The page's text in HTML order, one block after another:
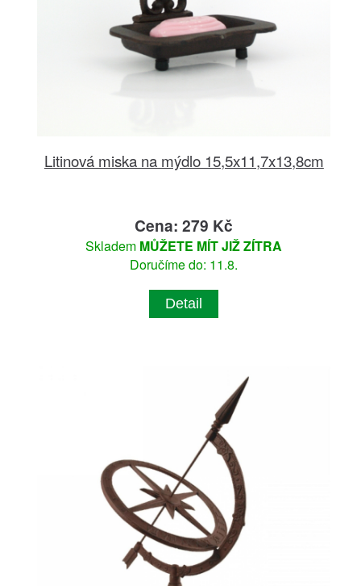
Litinová miska na mýdlo 15,5x11,7x13,8cm
Cena: 279 Kč
Skladem MŮŽETE MÍT JIŽ ZÍTRA
Doručíme do: 11.8.
Detail